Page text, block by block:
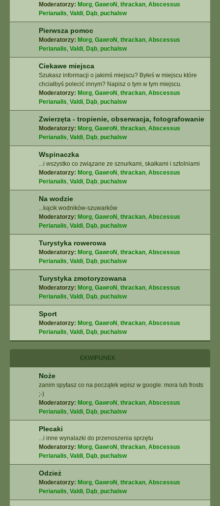
Moderatorzy: Morg, GawroN , thrackan, Abscessus
Perianalis, Valdi, Dąb, puchalsw
Pierwsza pomoc
Moderatorzy: Morg, GawroN , thrackan, Abscessus
Perianalis, Valdi, Dąb, puchalsw
Ciekawe miejsca
Szukasz informacji o jakimś miejscu? Byłeś w miejscu które
chciałbyś polecić innym? Napisz o tym w tym miejscu.
Moderatorzy: Morg, GawroN , thrackan, Abscessus
Perianalis, Valdi, Dąb, puchalsw
Zwierzęta - tropienie, obserwacja, fotografowanie
Moderatorzy: Morg, GawroN , thrackan, Abscessus
Perianalis, Valdi, Dąb, puchalsw
Wspinaczka
...i wszystko co związane ze sznurkami, skałkami i sztolniami
Moderatorzy: Morg, GawroN , thrackan, Abscessus
Perianalis, Valdi, Dąb, puchalsw
Na wodzie
...kącik wodników-szuwarków
Moderatorzy: Morg, GawroN , thrackan, Abscessus
Perianalis, Valdi, Dąb, puchalsw
Turystyka rowerowa
Moderatorzy: Morg, GawroN , thrackan, Abscessus
Perianalis, Valdi, Dąb, puchalsw
Turystyka zmotoryzowana
Moderatorzy: Morg, GawroN , thrackan, Abscessus
Perianalis, Valdi, Dąb, puchalsw
Sport
Moderatorzy: Morg, GawroN , thrackan, Abscessus
Perianalis, Valdi, Dąb, puchalsw
EKWIPUNEK
Noże
zanim spytasz co na początek wpisz w google: mora lub frosts
;-)
Moderatorzy: Morg, GawroN , thrackan, Abscessus
Perianalis, Valdi, Dąb, puchalsw
Plecaki
...i inne wynalazki do przenoszenia sprzętu
Moderatorzy: Morg, GawroN , thrackan, Abscessus
Perianalis, Valdi, Dąb, puchalsw
Odzież
Moderatorzy: Morg, GawroN , thrackan, Abscessus
Perianalis, Valdi, Dąb, puchalsw